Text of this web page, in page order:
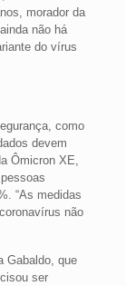
morador da
não há
do vírus
como
devem
Ômicron XE,
“As medidas
não
Gabaldo, que
ser